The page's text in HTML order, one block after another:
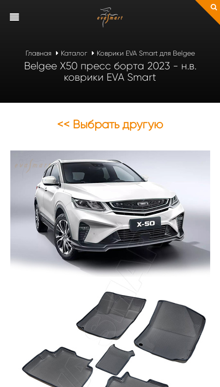
Главная Каталог Коврики EVA Smart для Belgee
Belgee X50 пресс борта 2023 - н.в.
коврики EVA Smart
<< Выбрать другую